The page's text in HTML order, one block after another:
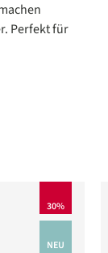
Perfekt für
30%
NEU